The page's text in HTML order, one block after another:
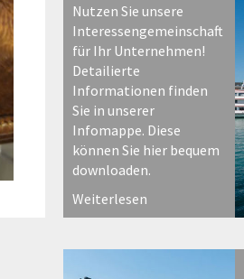
Nutzen Sie unsere
Interessengemeinschaft
für Ihr Unternehmen!
Detailierte
Informationen finden
Sie in unserer
Infomappe. Diese
können Sie hier bequem
downloaden.
Weiterlesen